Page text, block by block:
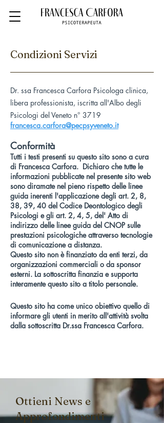
Condizioni Servizi
Dr. ssa Francesca Carfora Psicologa clinica,
libera professionista, iscritta all'Albo degli
Psicologi del Veneto n° 3719
francesca.carfora@pecpsyveneto.it
Conformità
Tutti i testi presenti su questo sito sono a cura
di Francesca Carfora. Dichiaro che tutte le
informazioni pubblicate nel presente sito web
sono diramate nel pieno rispetto delle linee
guida inerenti l'applicazione degli art. 2, 8,
38, 39, 40 del Codice Deontologico degli
Psicologi e gli art. 2, 4, 5, del' Atto di
indirizzo delle linee guida del CNOP sulle
prestazioni psicologiche attraverso tecnologie
di comunicazione a distanza.
Questo sito non è finanziato da enti terzi, da
organizzazioni commerciali o da sponsor
esterni. La sottoscritta finanzia e supporta
interamente questo sito a titolo personale.
Questo sito ha come unico obiettivo quello di
informare gli utenti in merito all'attività svolta
dalla sottoscritta Dr.ssa Francesca Carfora.
Ottieni News e
Approfondimenti